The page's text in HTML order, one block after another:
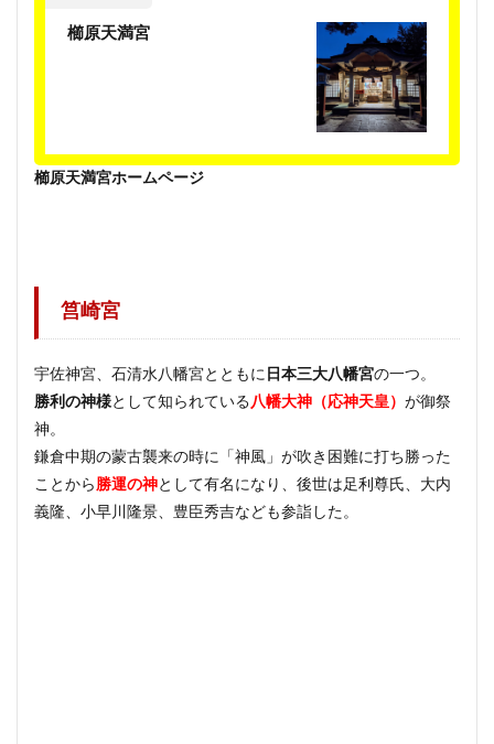
櫛原天満宮
櫛原天満宮ホームページ
筥崎宮
宇佐神宮、石清水八幡宮とともに 日本三大八幡宮の一つ。
勝利の神様として知られている八幡大神（応神天皇） が御祭
神。
鎌倉中期の蒙古襲来の時に「神風」が吹き困難に打ち勝った
ことから 勝運の神として有名になり、後世は足利尊氏、大内
義隆、小早川隆景、豊臣秀吉なども参詣した。